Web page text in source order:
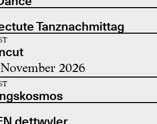
Tanznachmittag
November 2026
dettwyler